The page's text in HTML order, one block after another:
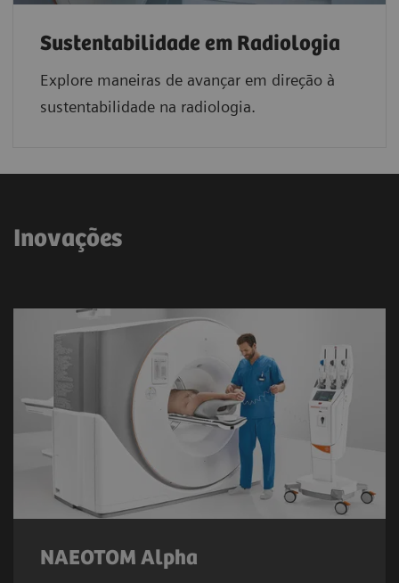
Sustentabilidade em Radiologia
Explore maneiras de avançar em direção à
sustentabilidade na radiologia.
Inovações
NAEOTOM Alpha